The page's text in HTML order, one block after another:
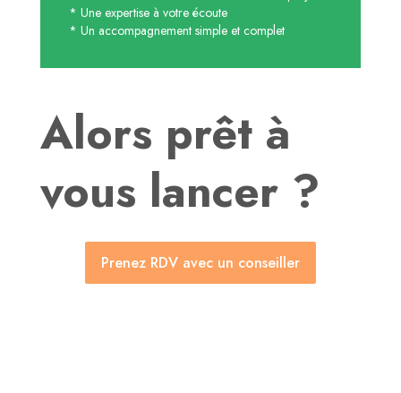
* Une expertise à votre écoute
* Un accompagnement simple et complet
Alors prêt à
vous lancer ?
Prenez RDV avec un conseiller